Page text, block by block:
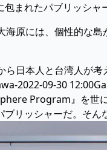
まれたパブリッシャ
原には、個性的な
日本人と台湾人が
2022-09-30
Program』を世
リッシャーだ。そ